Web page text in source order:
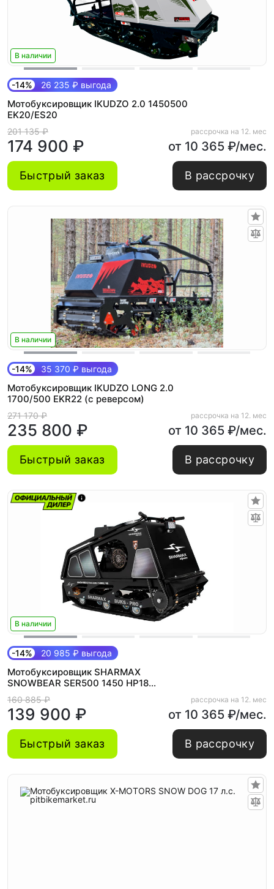
В наличии
-14% 26 235 ₽ выгода
Мотобуксировщик IKUDZO 2.0 1450500
EK20/ES20
201 135 ₽
174 900 ₽
рассрочка на 12. мес
от 10 365 ₽/мес.
Быстрый заказ В рассрочку
В наличии
-14% 35 370 ₽ выгода
Мотобуксировщик IKUDZO LONG 2.0
1700/500 EKR22 (с реверсом)
271 170 ₽
235 800 ₽
рассрочка на 12. мес
от 10 365 ₽/мес.
Быстрый заказ В рассрочку
В наличии
-14% 20 985 ₽ выгода
Мотобуксировщик SHARMAX
SNOWBEAR SER500 1450 HP18
MAXIMUM New
160 885 ₽
139 900 ₽
рассрочка на 12. мес
от 10 365 ₽/мес.
Быстрый заказ В рассрочку